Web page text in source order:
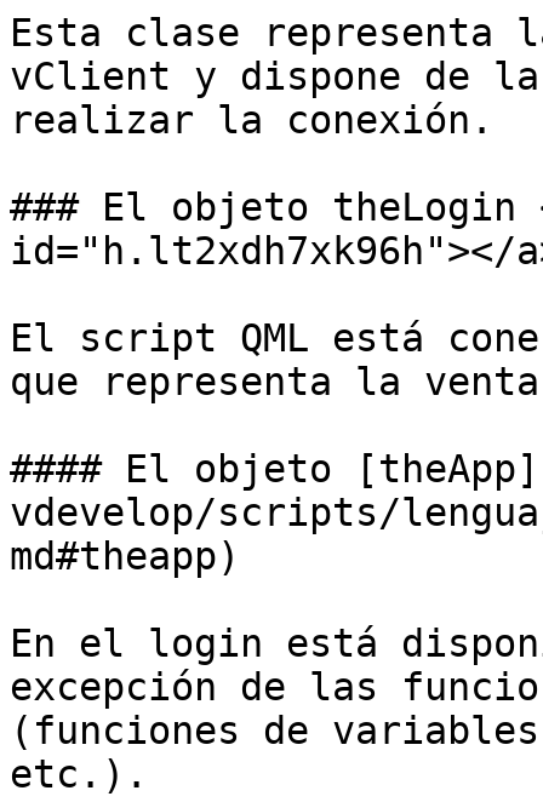
Esta clase representa
vClient y dispone de
realizar la conexión.
### El objeto theLogin
id="h.lt2xdh7xk96h"></
El script QML está
que representa la
#### El objeto
vdevelop/scripts/
md#theapp)
En el login está
excepción de las
(funciones de
etc.).